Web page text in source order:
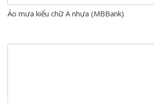
Áo mưa kiểu chữ A nhựa (MBBank)